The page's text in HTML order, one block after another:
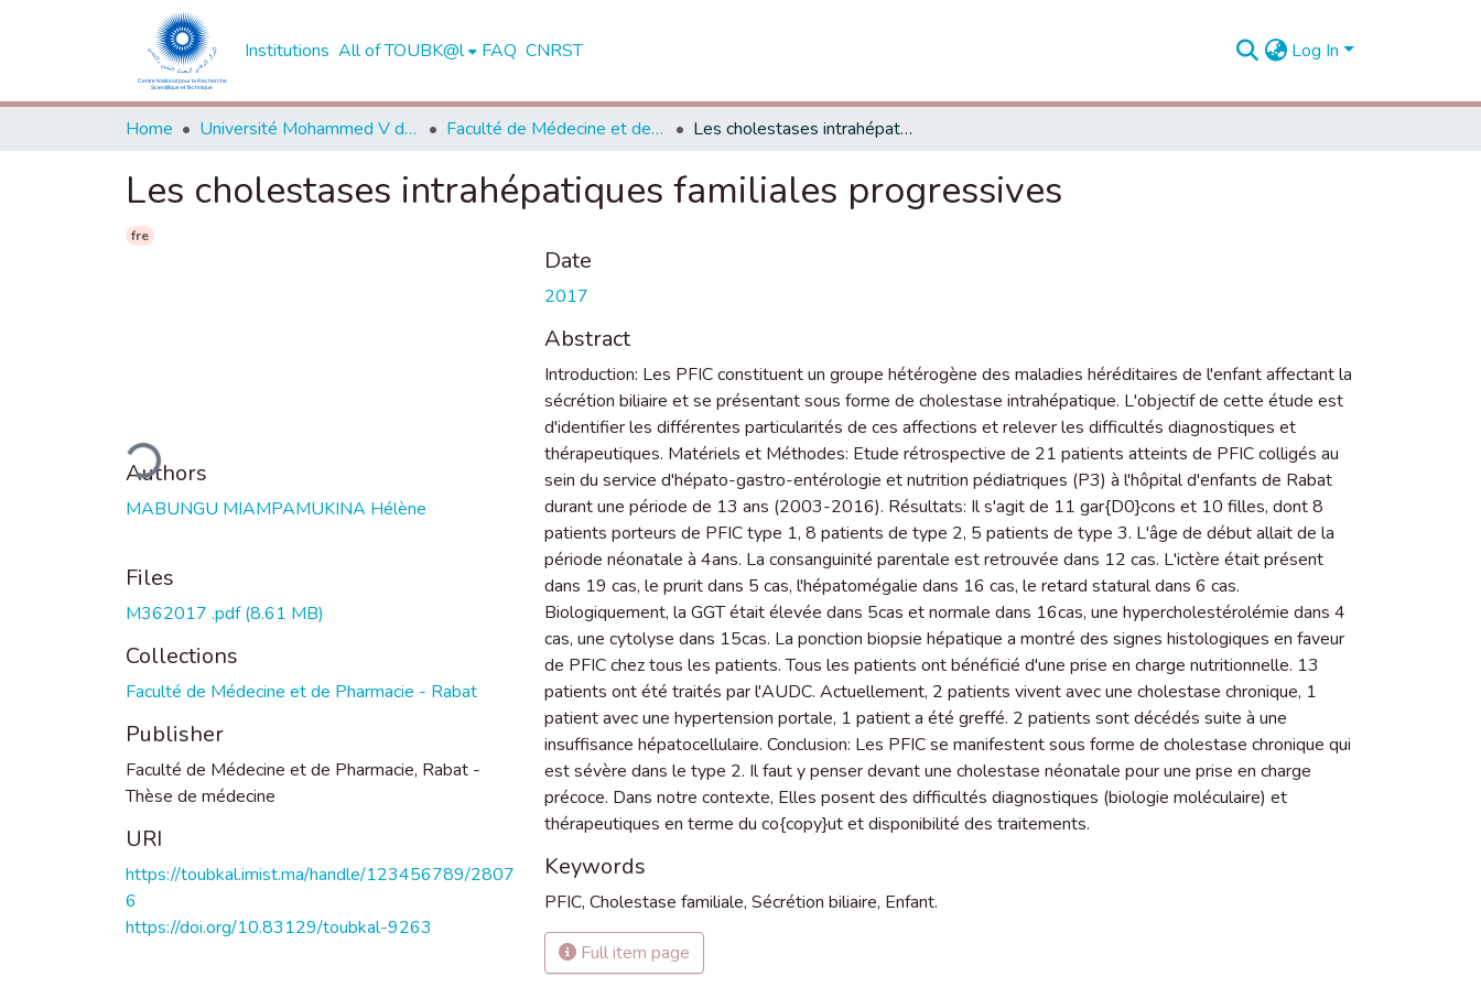
Institutions All of TOUBK@l FAQ CNRST Log In
Home Université Mohammed V de Rabat Faculté de Médecine et de Pharmacie - Rabat Les cholestases intrahépatiques familiales progressives
Les cholestases intrahépatiques familiales progressives
fre
Loading...
Authors
MABUNGU MIAMPAMUKINA Hélène
Files
M362017 .pdf(8.61 MB)
Collections
Faculté de Médecine et de Pharmacie - Rabat
Publisher
Faculté de Médecine et de Pharmacie, Rabat -
Thèse de médecine
URI
https://toubkal.imist.ma/handle/123456789/2807
6
https://doi.org/10.83129/toubkal-9263
Date
2017
Abstract
Introduction: Les PFIC constituent un groupe hétérogène des maladies héréditaires de l'enfant affectant la
sécrétion biliaire et se présentant sous forme de cholestase intrahépatique. L'objectif de cette étude est
d'identifier les différentes particularités de ces affections et relever les difficultés diagnostiques et
thérapeutiques. Matériels et Méthodes: Etude rétrospective de 21 patients atteints de PFIC colligés au
sein du service d'hépato-gastro-entérologie et nutrition pédiatriques (P3) à l'hôpital d'enfants de Rabat
durant une période de 13 ans (2003-2016). Résultats: Il s'agit de 11 gar{D0}cons et 10 filles, dont 8
patients porteurs de PFIC type 1, 8 patients de type 2, 5 patients de type 3. L'âge de début allait de la
période néonatale à 4ans. La consanguinité parentale est retrouvée dans 12 cas. L'ictère était présent
dans 19 cas, le prurit dans 5 cas, l'hépatomégalie dans 16 cas, le retard statural dans 6 cas.
Biologiquement, la GGT était élevée dans 5cas et normale dans 16cas, une hypercholestérolémie dans 4
cas, une cytolyse dans 15cas. La ponction biopsie hépatique a montré des signes histologiques en faveur
de PFIC chez tous les patients. Tous les patients ont bénéficié d'une prise en charge nutritionnelle. 13
patients ont été traités par l'AUDC. Actuellement, 2 patients vivent avec une cholestase chronique, 1
patient avec une hypertension portale, 1 patient a été greffé. 2 patients sont décédés suite à une
insuffisance hépatocellulaire. Conclusion: Les PFIC se manifestent sous forme de cholestase chronique qui
est sévère dans le type 2. Il faut y penser devant une cholestase néonatale pour une prise en charge
précoce. Dans notre contexte, Elles posent des difficultés diagnostiques (biologie moléculaire) et
thérapeutiques en terme du co{copy}ut et disponibilité des traitements.
Keywords
PFIC, Cholestase familiale, Sécrétion biliaire, Enfant.
Full item page